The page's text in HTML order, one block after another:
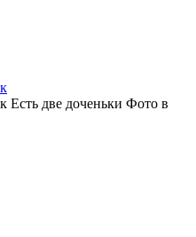
Есть две доченьки Фото в